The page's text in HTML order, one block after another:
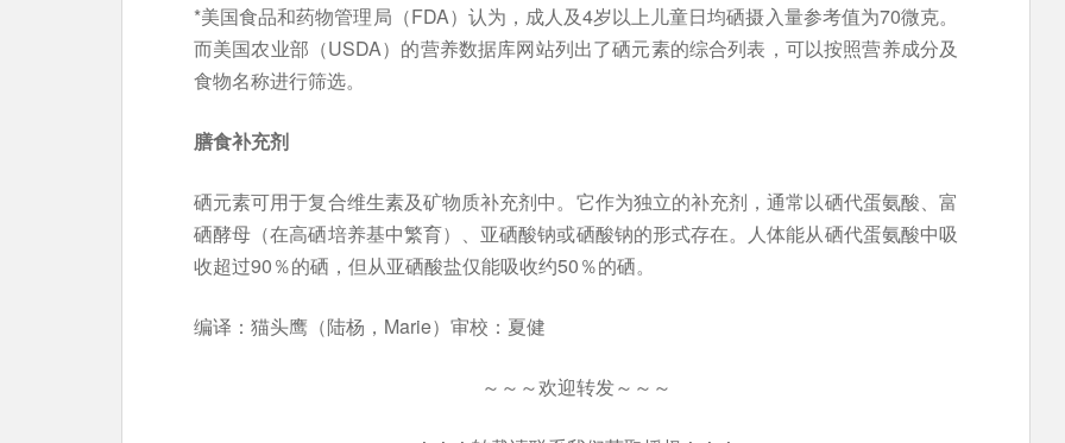
*美国食品和药物管理局（FDA）认为，成人及4岁以上儿童日均硒摄入量参考值为70微克。
而美国农业部（USDA）的营养数据库网站列出了硒元素的综合列表，可以按照营养成分及
食物名称进行筛选。
膳食补充剂
硒元素可用于复合维生素及矿物质补充剂中。它作为独立的补充剂，通常以硒代蛋氨酸、富
硒酵母（在高硒培养基中繁育）、亚硒酸钠或硒酸钠的形式存在。人体能从硒代蛋氨酸中吸
收超过90％的硒，但从亚硒酸盐仅能吸收约50％的硒。
编译：猫头鹰（陆杨，Marie）审校：夏健
～～～欢迎转发～～～